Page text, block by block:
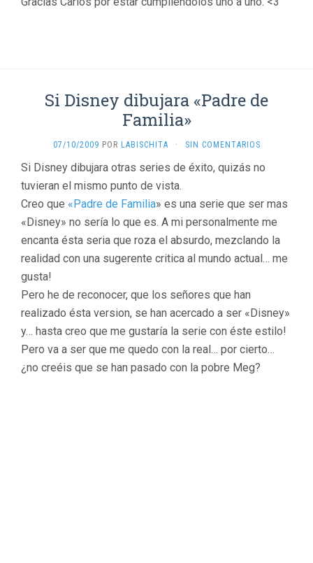
Si Disney dibujara «Padre de
Familia»
07/10/2009 POR LABISCHITA · SIN COMENTARIOS
Si Disney dibujara otras series de éxito, quizás no
tuvieran el mismo punto de vista.
Creo que «Padre de Familia» es una serie que ser mas
«Disney» no sería lo que es. A mi personalmente me
encanta ésta seria que roza el absurdo, mezclando la
realidad con una sugerente critica al mundo actual… me
gusta!
Pero he de reconocer, que los señores que han
realizado ésta version, se han acercado a ser «Disney»
y… hasta creo que me gustaría la serie con éste estilo!
Pero va a ser que me quedo con la real… por cierto…
¿no creéis que se han pasado con la pobre Meg?